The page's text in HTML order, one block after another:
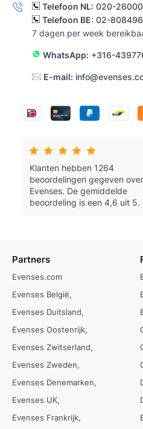
Telefoon NL: 020-
Telefoon BE: 02-
7 dagen per week
WhatsApp: +316-
E-mail:
Klanten hebben 1264
beoordelingen gegeven over
Evenses. De gemiddelde
beoordeling is een 4,6 uit 5.
Partners
Evenses.com
Evenses België
Evenses Duitsland
Evenses Oostenrijk
Evenses Zwitserland
Evenses Zweden
Evenses Denemarken
Evenses UK
Evenses Frankrijk